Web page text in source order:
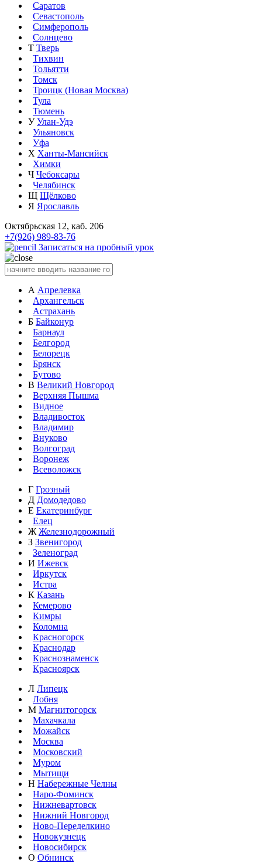
Саратов
Севастополь
Симферополь
Солнцево
Т Тверь
Тихвин
Тольятти
Томск
Троицк (Новая Москва)
Тула
Тюмень
У Улан-Удэ
Ульяновск
Уфа
Х Ханты-Мансийск
Химки
Ч Чебоксары
Челябинск
Щ Щёлково
Я Ярославль
Октябрьская 12, каб. 206
+7(926) 989-83-76
Записаться на пробный урок
А Апрелевка
Архангельск
Астрахань
Б Байконур
Барнаул
Белгород
Белорецк
Брянск
Бутово
В Великий Новгород
Верхняя Пышма
Видное
Владивосток
Владимир
Внуково
Волгоград
Воронеж
Всеволожск
Г Грозный
Д Домодедово
Е Екатеринбург
Елец
Ж Железнодорожный
З Звенигород
Зеленоград
И Ижевск
Иркутск
Истра
К Казань
Кемерово
Кимры
Коломна
Красногорск
Краснодар
Краснознаменск
Красноярск
Л Липецк
Лобня
М Магнитогорск
Махачкала
Можайск
Москва
Московский
Муром
Мытищи
Н Набережные Челны
Наро-Фоминск
Нижневартовск
Нижний Новгород
Ново-Переделкино
Новокузнецк
Новосибирск
О Обнинск